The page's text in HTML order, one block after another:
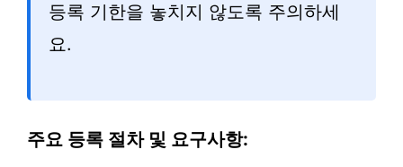
등록 기한을 놓치지 않도록 주의하세
요.
주요 등록 절차 및 요구사항: